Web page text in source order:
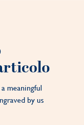
meaningful
by us